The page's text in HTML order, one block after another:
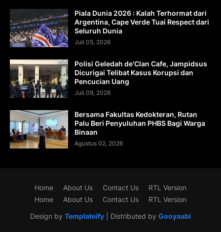
Piala Dunia 2026 : Kalah Terhormat dari
Argentina, Cape Verde Tuai Respect dari
Seluruh Dunia
Juli 05, 2026
Polisi Geledah de'Clan Cafe, Jampidsus
Dicurigai Telibat Kasus Korupsi dan
Pencucian Uang
Juli 09, 2026
Bersama Fakultas Kedokteran, Rutan
Palu Beri Penyuluhan PHBS Bagi Warga
Binaan
Agustus 02, 2026
Design by Templateify | Distributed by Gooyaabi
Home About Us Contact Us
RTL Version
Home
About Us Contact Us RTL Version